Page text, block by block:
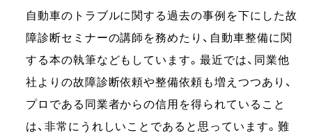
自動車のトラブルに関する過去の事例を下にした故
障診断セミナーの講師を務めたり、自動車整備に関
する本の執筆などもしています。最近では、同業他
社よりの故障診断依頼や整備依頼も増えつつあり、
プロである同業者からの信用を得られていること
は、非常にうれしいことであると思っています。難